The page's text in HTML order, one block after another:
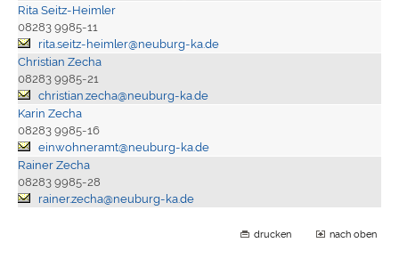
Rita Seitz-Heimler
08283 9985-11
rita.seitz-heimler@neuburg-ka.de
Christian Zecha
08283 9985-21
christian.zecha@neuburg-ka.de
Karin Zecha
08283 9985-16
einwohneramt@neuburg-ka.de
Rainer Zecha
08283 9985-28
rainer.zecha@neuburg-ka.de
drucken nach oben